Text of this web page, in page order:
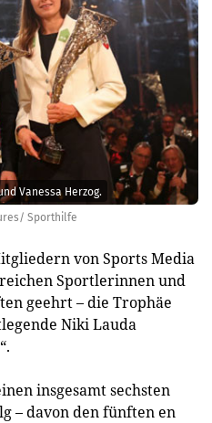
Sporthilfe
Vanessa Herzog.
von Sports Media
Sportlerinnen und
geehrt – die Trophäe
Niki Lauda
insgesamt sechsten
– davon den fünften en